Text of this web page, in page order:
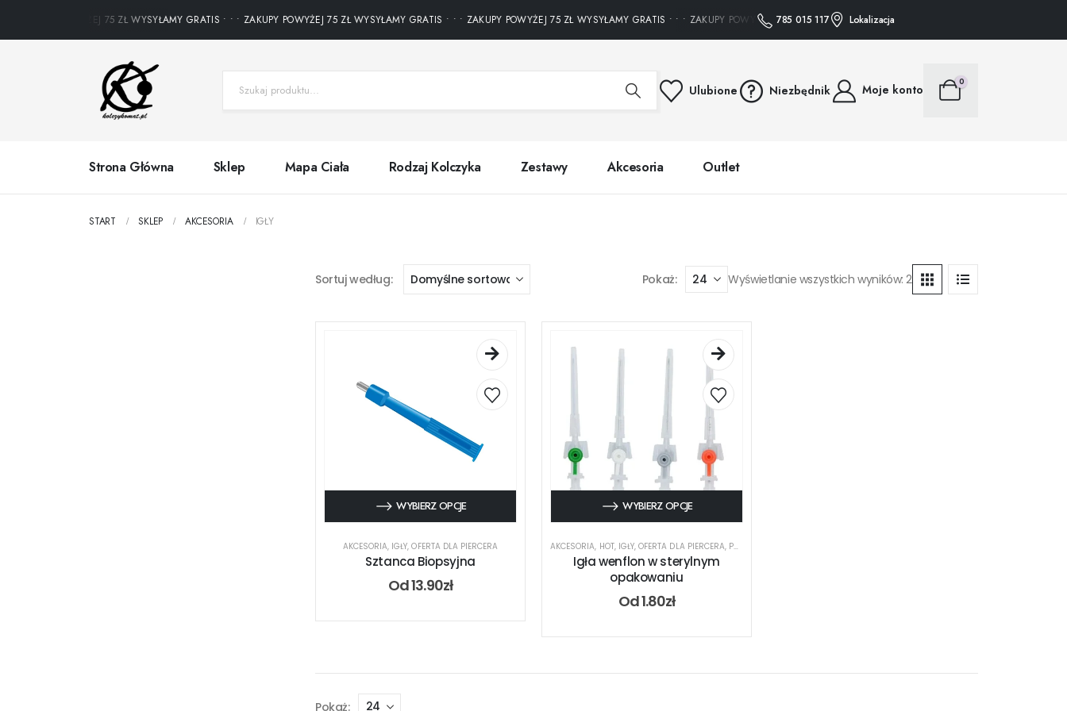
ZAKUPY POWYŻEJ 75 ZŁ WYSYŁAMY GRATIS • • • ZAKUPY POWYŻEJ 75 ZŁ WYSYŁAMY GRATIS • • • ZAKUPY POWYŻEJ 75 ZŁ WYSYŁAMY GRATIS • • • ZAKUPY POWYŻEJ 75 ZŁ WYSYŁAMY GRATIS • • • ZAKUPY POWYŻEJ 75 ZŁ
785 015 117 Lokalizacja
Ulubione Niezbędnik Moje konto
0
Strona Główna Sklep Mapa Ciała Rodzaj Kolczyka Zestawy Akcesoria Outlet
START SKLEP AKCESORIA IGŁY
Sortuj według: Pokaż: Wyświetlanie wszystkich wyników: 2
WYBIERZ OPCJE
AKCESORIA, IGŁY,OFERTA DLA PIERCERA
Sztanca Biopsyjna
Od13.90zł
WYBIERZ OPCJE
AKCESORIA, HOT, IGŁY,OFERTA DLA PIERCERA, POLECAMY
Igła wenflon w sterylnym
opakowaniu
Od1.80zł
Pokaż: